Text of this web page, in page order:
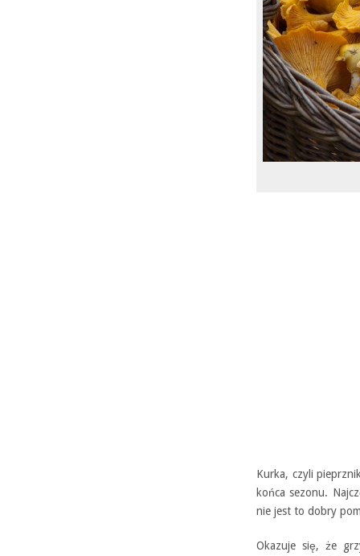
Kurka, czyli
końca sezonu.
nie jest to dobry
Okazuje się, że